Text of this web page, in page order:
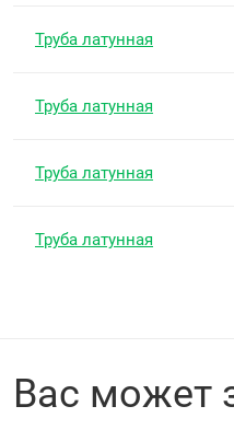
Труба латунная
Труба латунная
Труба латунная
Труба латунная
Вас может